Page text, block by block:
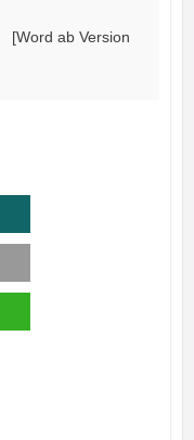
[Word ab Version